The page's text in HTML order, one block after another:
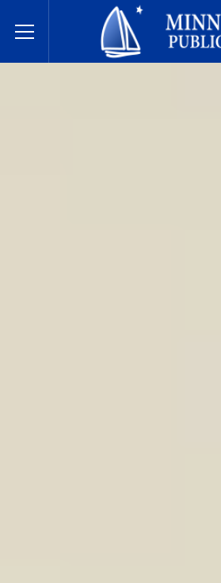
Toggle Menu
Державні школи